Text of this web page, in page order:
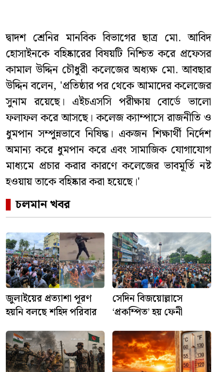
দ্বাদশ শ্রেনির মানবিক বিভাগের ছাত্র মো. আবিদ
হোসাইনকে বহিষ্কারের বিষয়টি নিশ্চিত করে প্রফেসর
কামাল উদ্দিন চৌধুরী কলেজের অধ্যক্ষ মো. আবছার
উদ্দিন বলেন, 'প্রতিষ্ঠার পর থেকে আমাদের কলেজের
সুনাম রয়েছে। এইচএসসি পরীক্ষায় বোর্ডে ভালো
ফলাফল করে আসছে। কলেজ ক্যাম্পাসে রাজনীতি ও
ধুমপান সম্পুন্নভাবে নিষিদ্ধ। একজন শিক্ষার্থী নির্দেশ
অমান্য করে ধুমপান করে এবং সামাজিক যোগাযোগ
মাধ্যমে প্রচার করার কারণে কলেজের ভাবমূর্তি নষ্ট
হওয়ায় তাকে বহিষ্কার করা হয়েছে।'
চলমান খবর
জুলাইয়ের প্রত্যাশা পূরণ
হয়নি বলছে শহিদ পরিবার
সেদিন বিজয়োল্লাসে
‘প্রকম্পিত’ হয় ফেনী